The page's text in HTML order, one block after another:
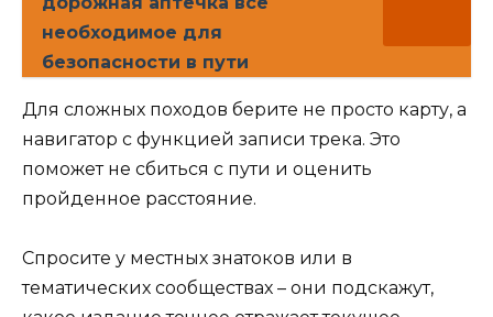
необходимое для
безопасности в пути
Для сложных походов берите не просто карту, а
навигатор с функцией записи трека. Это
поможет не сбиться с пути и оценить
пройденное расстояние.
Спросите у местных знатоков или в
тематических сообществах – они подскажут,